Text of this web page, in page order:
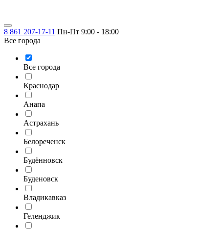
8 861 207-17-11 Пн-Пт 9:00 - 18:00
Все города
Все города
Краснодар
Анапа
Астрахань
Белореченск
Будённовск
Буденовск
Владикавказ
Геленджик